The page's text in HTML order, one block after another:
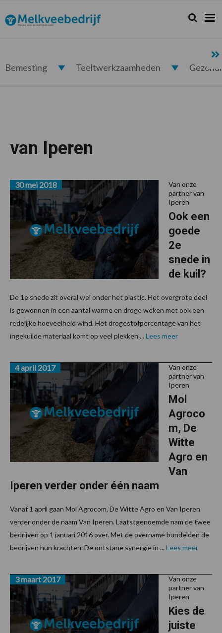
de
hoofdnavigatie
de
hoofd
de
eerste
de
voettekst
Melkveebedrijf.nl Zoeken...
Zoek
Bemesting Teeltwerkzaamheden
van Iperen
Van onze
partner van
Iperen
Ook een
goede
2e
snede in
de kuil?
30 mei 2018
De 1e snede zit overal wel onder het plastic. Het overgrote deel
is gewonnen in een aantal warme en droge weken met ook een
redelijke hoeveelheid wind. Het drogestofpercentage van het
ingekuilde materiaal komt op veel plekken ... Lees meer
Van onze
partner van
Iperen
Mol
Agroco
m, De
Witte
Agro en
Van
Iperen verder onder één naam
4 april 2017
Vanaf 1 april gaan Mol Agrocom, De Witte Agro en Van Iperen
verder onder de naam Van Iperen. Laatstgenoemde nam de twee
bedrijven op 1 januari 2016 over. Met de overname bundelden de
bedrijven hun krachten. De ontstane synergie in ... Lees meer
Van onze
partner van
Iperen
Kies de
juiste
3 maart 2017